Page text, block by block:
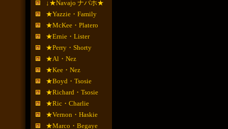
↓★Navajo ナバホ★
★Yazzie・Family
★McKee・Platero
★Ernie・Lister
★Perry・Shorty
★Al・Nez
★Kee・Nez
★Boyd・Tsosie
★Richard・Tsosie
★Ric・Charlie
★Vernon・Haskie
★Marco・Begaye